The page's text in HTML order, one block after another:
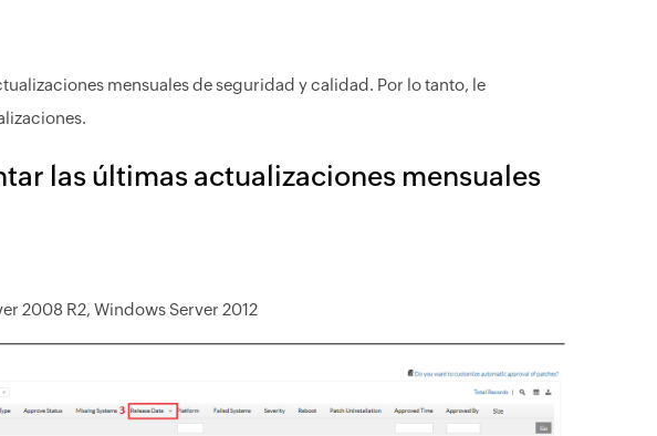
mensuales de seguridad y calidad. Por lo tanto, le
las últimas actualizaciones mensuales
2008 R2, Windows Server 2012